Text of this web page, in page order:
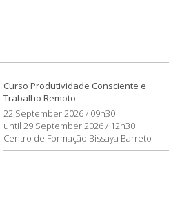
Curso Produtividade Consciente e
Trabalho Remoto
22 September 2026 / 09h30
until 29 September 2026 / 12h30
Centro de Formação Bissaya Barreto